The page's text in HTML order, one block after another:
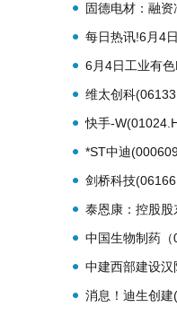
息
固德电材：融
额1.5亿元
每日热讯!6月4
加2400万份，
维存储
6月4日工业有
份，重仓股洛
资讯
维太创科
至约750万元至
快手-
元，已连续2日
*ST中迪
北京天微49%股
剑桥科技
要闻
泰恩康：控股
份-焦点关注
中国生物制药
购回股份 每日
中建西部建设
90MW、义和
消息！迪生创